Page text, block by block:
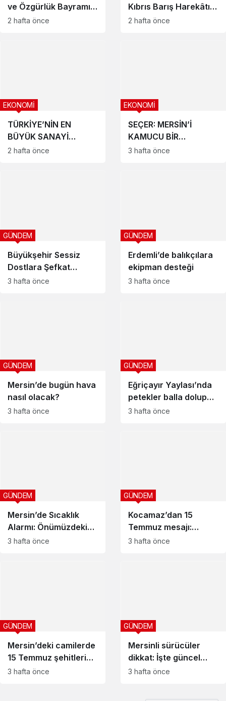
ve Özgürlük Bayramı
törenle kutlandı
2 hafta önce
Kıbrıs Barış Harekâtı
mesajı:
2 hafta önce
TÜRKİYE’NİN EN
BÜYÜK SANAYİ
KURULUŞLARI
EKONOMİ
2 hafta önce
SEÇER: MERSİN’İ
KAMUCU BİR
ANLAYIŞLA
EKONOMİ
3 hafta önce
Büyükşehir Sessiz
Dostlara Şefkat
Yuvası Sunuyor
GÜNDEM
3 hafta önce
Erdemli’de balıkçılara
ekipman desteği
GÜNDEM
3 hafta önce
Mersin’de bugün hava
nasıl olacak?
GÜNDEM
3 hafta önce
Eğriçayır Yaylası’nda
petekler balla dolup
taştı
GÜNDEM
3 hafta önce
Mersin’de Sıcaklık
Alarmı: Önümüzdeki
Ay Daha Da Artacak
GÜNDEM
3 hafta önce
Kocamaz’dan 15
Temmuz mesajı:
Sonuna kadar
GÜNDEM
3 hafta önce
Mersin’deki camilerde
15 Temmuz şehitleri
için mevlit okutuldu
GÜNDEM
3 hafta önce
Mersinli sürücüler
dikkat: İşte güncel
pompa fiyatları
GÜNDEM
3 hafta önce